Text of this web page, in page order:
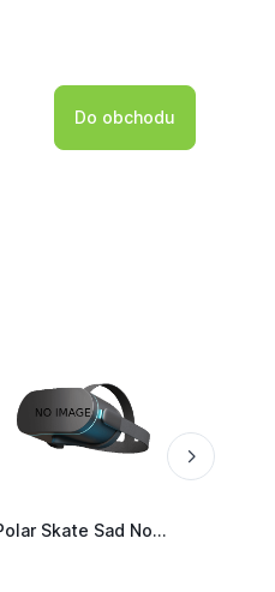
Do obchodu
Polar Skate Sad Notes Surf graphite